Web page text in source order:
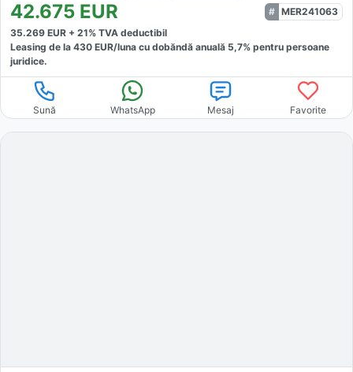
42.675 EUR
MER241063
35.269 EUR + 21% TVA deductibil
Leasing de la 430 EUR/luna cu dobăndă anuală 5,7% pentru persoane
juridice.
Sună WhatsApp Mesaj Favorite